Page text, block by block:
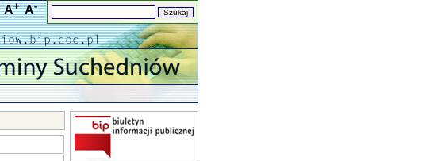
A+ A-